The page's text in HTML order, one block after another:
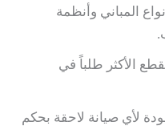
المباني وأنظمة
الأكثر طلباً في
لأي صيانة لاحقة بحكم